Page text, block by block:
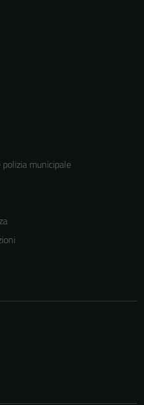
polizia municipale
Tecnici